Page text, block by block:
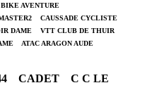
AVENTURE
CAUSSADE CYCLISTE
DAME VTT CLUB DE THUIR
ATAC ARAGON AUDE
CADET C C LE